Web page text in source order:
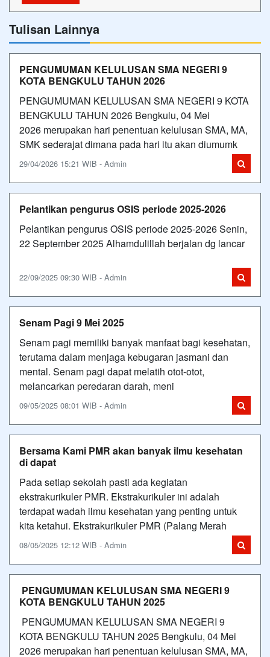
Tulisan Lainnya
PENGUMUMAN KELULUSAN SMA NEGERI 9
KOTA BENGKULU TAHUN 2026
PENGUMUMAN KELULUSAN SMA NEGERI 9 KOTA
BENGKULU TAHUN 2026 Bengkulu, 04 Mei
2026 merupakan hari penentuan kelulusan SMA, MA,
SMK sederajat dimana pada hari itu akan diumumk
29/04/2026 15:21 WIB - Admin
Pelantikan pengurus OSIS periode 2025-2026
Pelantikan pengurus OSIS periode 2025-2026 Senin,
22 September 2025 Alhamdulillah berjalan dg lancar
22/09/2025 09:30 WIB - Admin
Senam Pagi 9 Mei 2025
Senam pagi memiliki banyak manfaat bagi kesehatan,
terutama dalam menjaga kebugaran jasmani dan
mental. Senam pagi dapat melatih otot-otot,
melancarkan peredaran darah, meni
09/05/2025 08:01 WIB - Admin
Bersama Kami PMR akan banyak ilmu kesehatan
di dapat
Pada setiap sekolah pasti ada kegiatan
ekstrakurikuler PMR. Ekstrakurikuler ini adalah
terdapat wadah ilmu kesehatan yang penting untuk
kita ketahui. Ekstrakurikuler PMR (Palang Merah
08/05/2025 12:12 WIB - Admin
PENGUMUMAN KELULUSAN SMA NEGERI 9
KOTA BENGKULU TAHUN 2025
PENGUMUMAN KELULUSAN SMA NEGERI 9
KOTA BENGKULU TAHUN 2025 Bengkulu, 04 Mei
2026 merupakan hari penentuan kelulusan SMA, MA,